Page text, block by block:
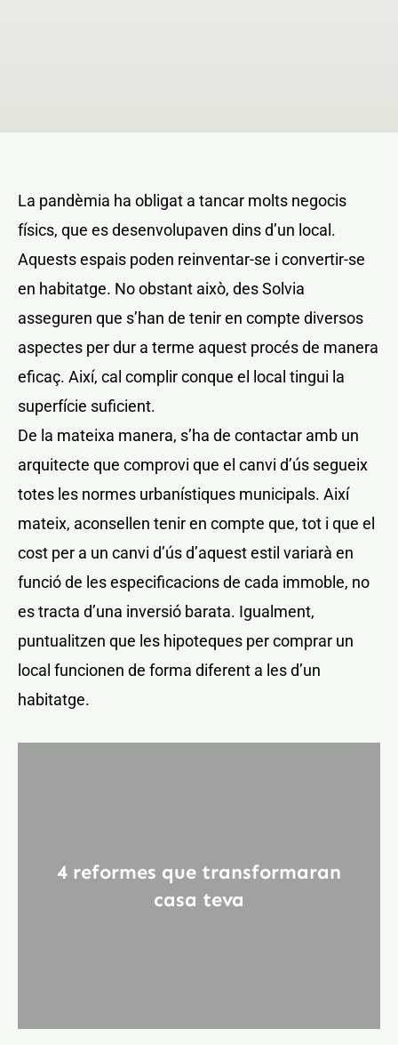
La pandèmia ha obligat a tancar molts negocis
físics, que es desenvolupaven dins d’un local.
Aquests espais poden reinventar-se i convertir-se
en habitatge. No obstant això, des Solvia
asseguren que s’han de tenir en compte diversos
aspectes per dur a terme aquest procés de manera
eficaç. Així, cal complir conque el local tingui la
superfície suficient.
De la mateixa manera, s’ha de contactar amb un
arquitecte que comprovi que el canvi d’ús segueix
totes les normes urbanístiques municipals. Així
mateix, aconsellen tenir en compte que, tot i que el
cost per a un canvi d’ús d’aquest estil variarà en
funció de les especificacions de cada immoble, no
es tracta d’una inversió barata. Igualment,
puntualitzen que les hipoteques per comprar un
local funcionen de forma diferent a les d’un
habitatge.
4 reformes que transformaran
casa teva